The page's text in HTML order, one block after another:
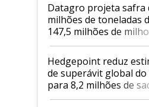
Datagro projeta safra
milhões de toneladas
147,5 milhões de
2026/27
Hedgepoint reduz
de superávit global do
para 8,2 milhões de